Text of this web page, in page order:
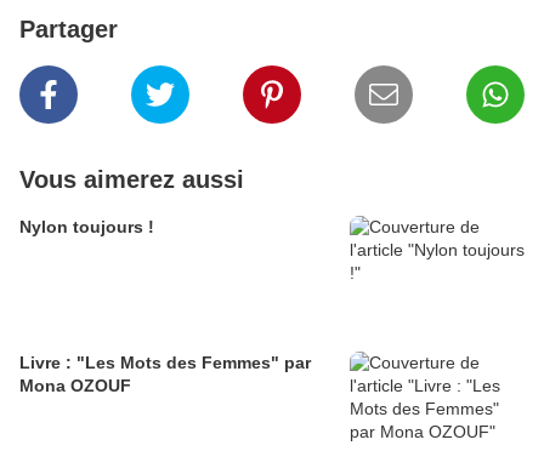
Partager
Vous aimerez aussi
Nylon toujours !
Livre : "Les Mots des Femmes" par
Mona OZOUF